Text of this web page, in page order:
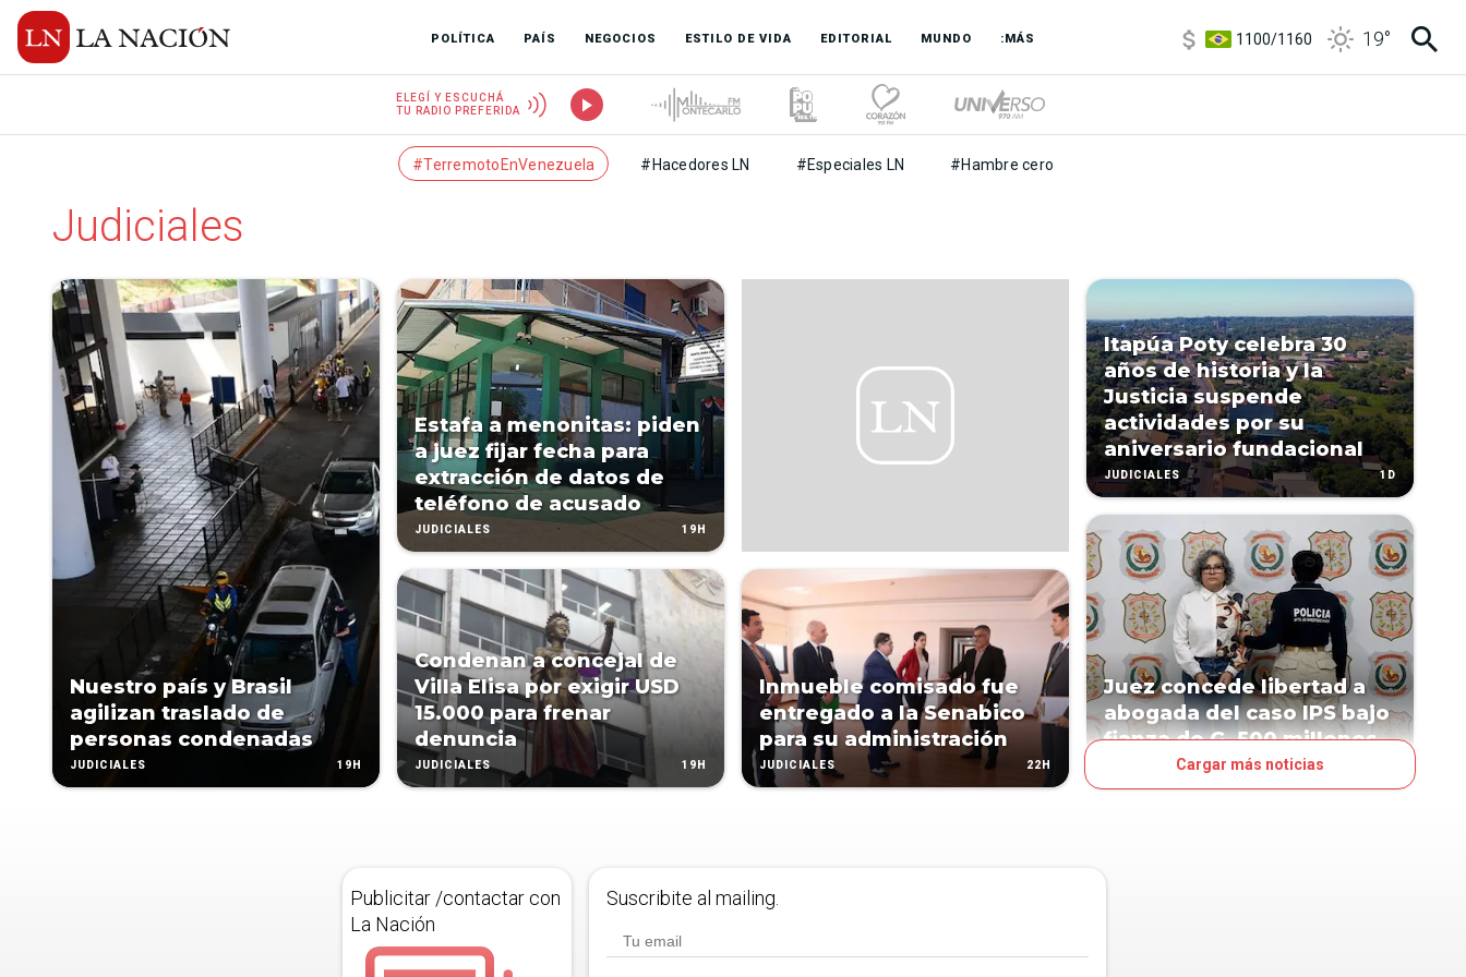
POLÍTICA PAÍS NEGOCIOS ESTILO DE VIDA EDITORIAL MUNDO :MÁS
1100/1160
19°
ELEGÍ Y ESCUCHÁ
TU RADIO PREFERIDA
#TerremotoEnVenezuela #Hacedores LN #Especiales LN #Hambre cero
Judiciales
Nuestro país y Brasil
agilizan traslado de
personas condenadas
JUDICIALES 19H
Estafa a menonitas: piden
a juez fijar fecha para
extracción de datos de
teléfono de acusado
JUDICIALES 19H
Condenan a concejal de
Villa Elisa por exigir USD
15.000 para frenar
denuncia
JUDICIALES 19H
Inmueble comisado fue
entregado a la Senabico
para su administración
JUDICIALES 22H
Itapúa Poty celebra 30
años de historia y la
Justicia suspende
actividades por su
aniversario fundacional
JUDICIALES 1D
Juez concede libertad a
abogada del caso IPS bajo
fianza de G. 500 millones
JUDICIALESCargar más noticias
Publicitar /contactar con
La Nación
Suscribite al mailing.